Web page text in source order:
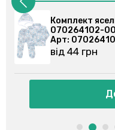
асорті